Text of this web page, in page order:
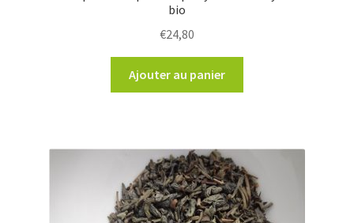
bio
€24,80
Ajouter au panier